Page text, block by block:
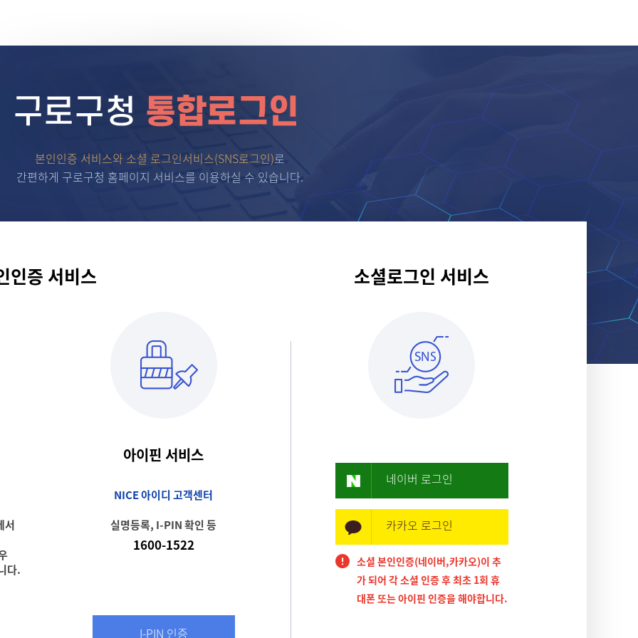
본인인증 서비스와 소셜 로그인서비스(SNS로그인)로
간편하게 구로구청 홈페이지 서비스를 이용하실 수 있습니다.
인증 서비스
서
다.
아이핀 서비스
NICE 아이디 고객센터
실명등록, I-PIN 확인 등
1600-1522
I-PIN 인증
소셜로그인 서비스
네이버 로그인
카카오 로그인
소셜 본인인증(네이버,카카오)이 추
가 되어 각 소셜 인증 후 최초 1회 휴
대폰 또는 아이핀 인증을 해야합니다.